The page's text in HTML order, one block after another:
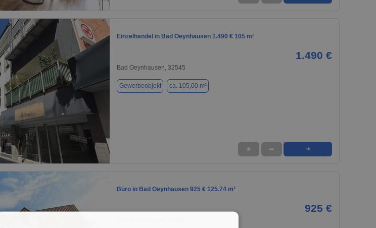
1 / 1
Einzelhandel in Bad Oeynhausen 1.490 € 105 m²
1.490 €
Bad Oeynhausen, 32545
Gewerbeobjekt ca. 105,00 m²
★ ➦ ➜
Büro in Bad Oeynhausen 925 € 125.74 m²
925 €